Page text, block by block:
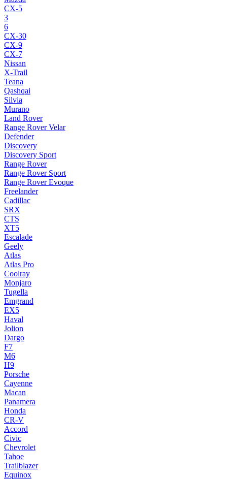
CX-5
3
6
CX-30
CX-9
CX-7
Nissan
X-Trail
Teana
Qashqai
Silvia
Murano
Land Rover
Range Rover Velar
Defender
Discovery
Discovery Sport
Range Rover
Range Rover Sport
Range Rover Evoque
Freelander
Cadillac
SRX
CTS
XT5
Escalade
Geely
Atlas
Atlas Pro
Coolray
Monjaro
Tugella
Emgrand
EX5
Haval
Jolion
Dargo
F7
M6
H9
Porsche
Cayenne
Macan
Panamera
Honda
CR-V
Accord
Civic
Chevrolet
Tahoe
Trailblazer
Equinox